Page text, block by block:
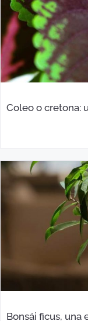
Coleo o cretona:
Bonsái ficus, una